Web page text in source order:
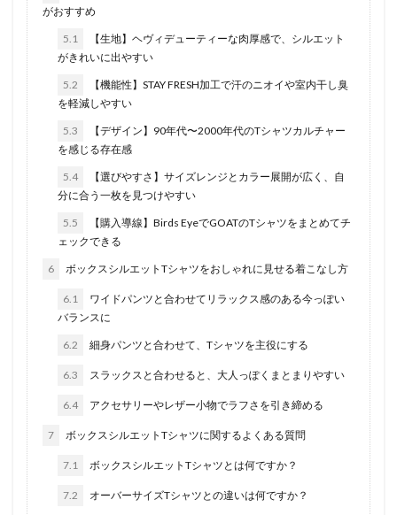
がおすすめ
5.1
【生地】ヘヴィデューティーな肉厚感で、シルエット
がきれいに出やすい
5.2
【機能性】STAY FRESH加工で汗のニオイや室内干し臭
を軽減しやすい
5.3
【デザイン】90年代〜2000年代のTシャツカルチャー
を感じる存在感
5.4
【選びやすさ】サイズレンジとカラー展開が広く、自
分に合う一枚を見つけやすい
5.5
【購入導線】Birds EyeでGOATのTシャツをまとめてチ
ェックできる
6 ボックスシルエットTシャツをおしゃれに見せる着こなし方
6.1
ワイドパンツと合わせてリラックス感のある今っぽい
バランスに
6.2 細身パンツと合わせて、Tシャツを主役にする
6.3 スラックスと合わせると、大人っぽくまとまりやすい
6.4 アクセサリーやレザー小物でラフさを引き締める
7 ボックスシルエットTシャツに関するよくある質問
7.1 ボックスシルエットTシャツとは何ですか？
7.2 オーバーサイズTシャツとの違いは何ですか？